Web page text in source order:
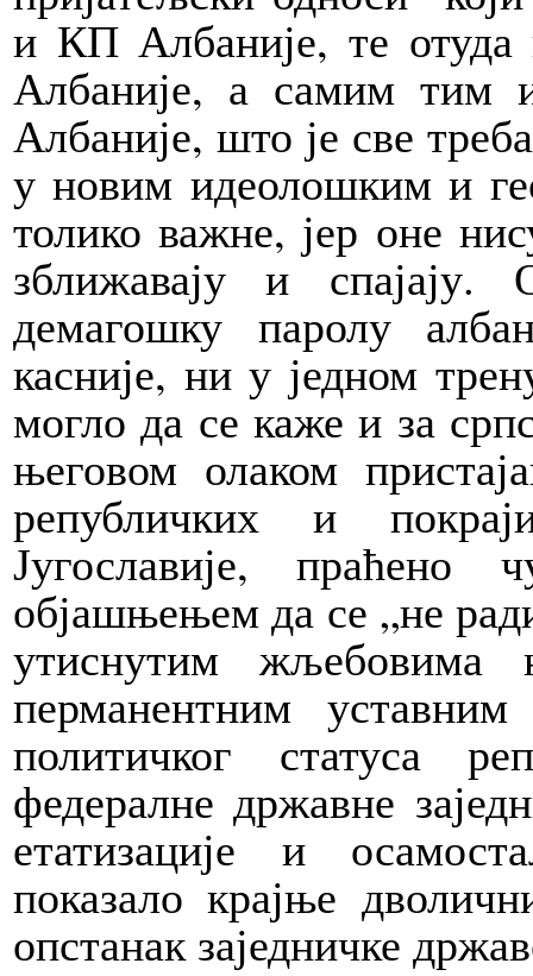
и КП Албаније, те отуда
Албаније, а самим тим
Албаније, што је све
у новим идеолошким и
толико важне, јер оне
зближавају и спајају.
демагошку паролу
касније, ни у једном
могло да се каже и за
његовом олаком
републичких и
Југославије, праћено
објашњењем да се „не
утиснутим жљебовима
перманентним
политичког статуса
федералне државне
етатизације и
показало крајње
опстанак заједничке